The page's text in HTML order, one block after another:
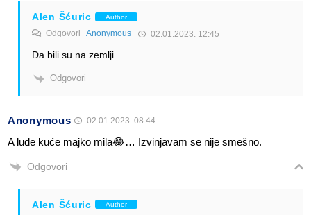
Alen Šćuric Author
Odgovori Anonymous 02.01.2023. 12:45
Da bili su na zemlji.
Odgovori
Anonymous 02.01.2023. 08:44
A lude kuće majko mila😂… Izvinjavam se nije smešno.
Odgovori
Alen Šćuric Author